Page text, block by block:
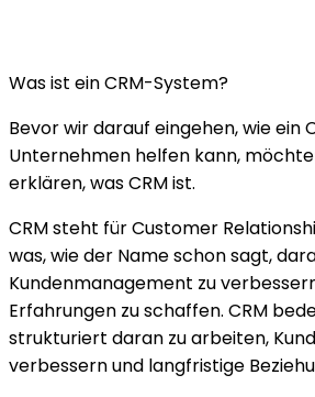
Was ist ein CRM-System?
Bevor wir darauf eingehen, wie ein
Unternehmen helfen kann,
erklären, was CRM ist.
CRM steht für Customer
was, wie der Name schon sagt,
Kundenmanagement zu
Erfahrungen zu schaffen. CRM
strukturiert daran zu arbeiten,
verbessern und langfristige